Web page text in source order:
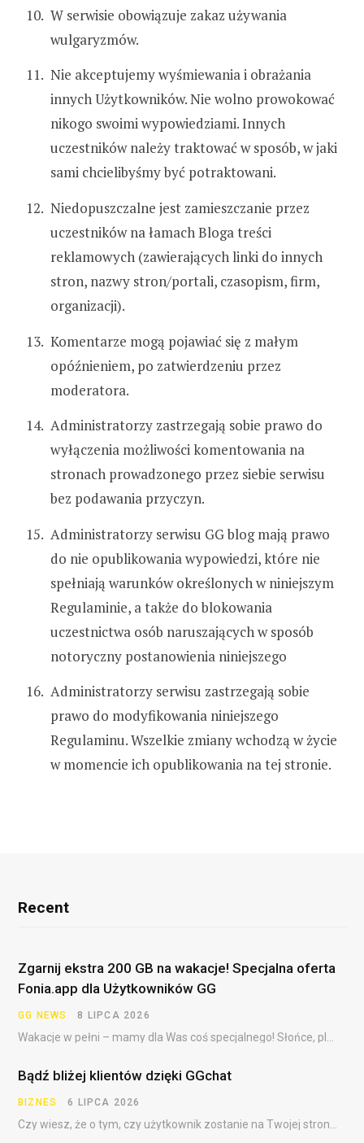
W serwisie obowiązuje zakaz używania
wulgaryzmów.
Nie akceptujemy wyśmiewania i obrażania
innych Użytkowników. Nie wolno prowokować
nikogo swoimi wypowiedziami. Innych
uczestników należy traktować w sposób, w jaki
sami chcielibyśmy być potraktowani.
Niedopuszczalne jest zamieszczanie przez
uczestników na łamach Bloga treści
reklamowych (zawierających linki do innych
stron, nazwy stron/portali, czasopism, firm,
organizacji).
Komentarze mogą pojawiać się z małym
opóźnieniem, po zatwierdzeniu przez
moderatora.
Administratorzy zastrzegają sobie prawo do
wyłączenia możliwości komentowania na
stronach prowadzonego przez siebie serwisu
bez podawania przyczyn.
Administratorzy serwisu GG blog mają prawo
do nie opublikowania wypowiedzi, które nie
spełniają warunków określonych w niniejszym
Regulaminie, a także do blokowania
uczestnictwa osób naruszających w sposób
notoryczny postanowienia niniejszego
Administratorzy serwisu zastrzegają sobie
prawo do modyfikowania niniejszego
Regulaminu. Wszelkie zmiany wchodzą w życie
w momencie ich opublikowania na tej stronie.
Recent
Zgarnij ekstra 200 GB na wakacje! Specjalna oferta
Fonia.app dla Użytkowników GG
GG NEWS 8 LIPCA 2026
Bądź bliżej klientów dzięki GGchat
BIZNES 6 LIPCA 2026